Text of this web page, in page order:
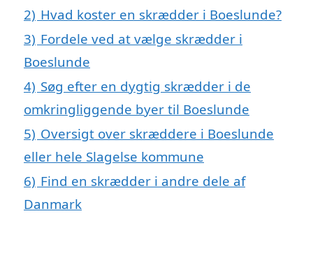
2) Hvad koster en skrædder i Boeslunde?
3) Fordele ved at vælge skrædder i
Boeslunde
4) Søg efter en dygtig skrædder i de
omkringliggende byer til Boeslunde
5) Oversigt over skræddere i Boeslunde
eller hele Slagelse kommune
6) Find en skrædder i andre dele af
Danmark